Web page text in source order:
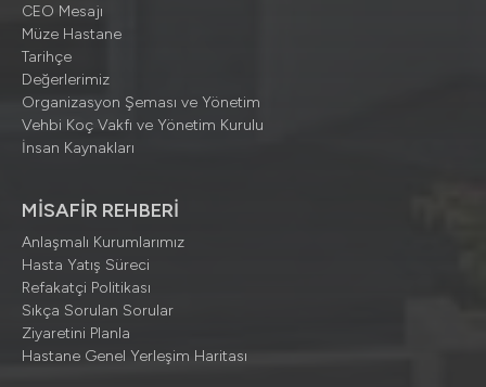
CEO Mesajı
Müze Hastane
Tarihçe
Değerlerimiz
Organizasyon Şeması ve Yönetim
Vehbi Koç Vakfı ve Yönetim Kurulu
İnsan Kaynakları
MİSAFİR REHBERİ
Anlaşmalı Kurumlarımız
Hasta Yatış Süreci
Refakatçi Politikası
Sıkça Sorulan Sorular
Ziyaretini Planla
Hastane Genel Yerleşim Haritası